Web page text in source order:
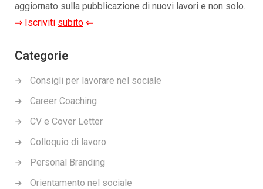
aggiornato sulla pubblicazione di nuovi lavori e non solo.
⇒ Iscriviti subito ⇐
Categorie
Consigli per lavorare nel sociale
Career Coaching
CV e Cover Letter
Colloquio di lavoro
Personal Branding
Orientamento nel sociale